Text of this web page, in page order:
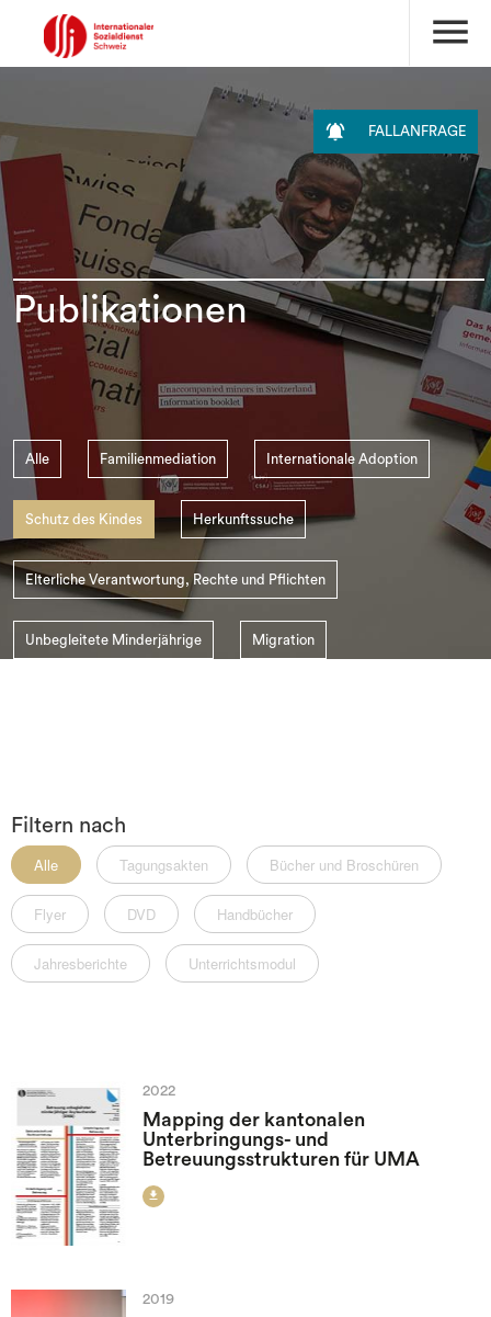
menu
 FALLANFRAGE
Publikationen
Alle Familienmediation Internationale Adoption
Schutz des Kindes Herkunftssuche
Elterliche Verantwortung, Rechte und Pflichten
Unbegleitete Minderjährige Migration
Filtern nach
Alle Tagungsakten Bücher und Broschüren
Flyer DVD Handbücher
Jahresberichte Unterrichtsmodul
2022
Mapping der kantonalen
Unterbringungs- und
Betreuungsstrukturen für UMA

2019